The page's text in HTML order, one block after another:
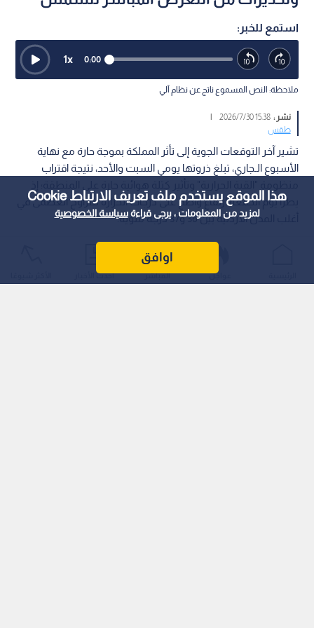
هذا الموقع يستخدم ملف تعريف الارتباط Cookie
لمزيد من المعلومات ، يرجى قراءةسياسة الخصوصية
اوافق
استمع للخبر:
0:00
1x
ملاحظة: النص المسموع ناتج عن نظام آلي
نشر :15:38 2026/7/30
|
طقس
تشير آخر التوقعات الجوية إلى تأثر المملكة بموجة حارة مع نهاية
الأسبوع الـجاري، تبلغ ذروتها يومي السبت والأحد، نتيجة اقتراب
يطرأ يوم الجمعة ارتفاع واضح على درجات الحرارة لتتراوح العظمى في
أغلب المدن الأردنية بين 36 و37 درجة مئوية.
عواجل المباشر أحدث الأخبار